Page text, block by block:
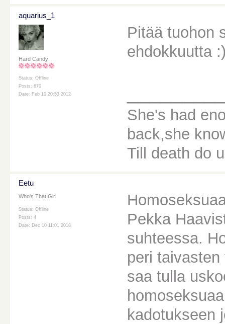
aquarius_1
Hard Candy
Status: Offline
Posts: 670
Date: Feb 10 20:53 2012
Pitää tuohon
ehdokkuutta
She's had
back,she
Till death do
Eetu
Who's That Girl
Status: Offline
Posts: 4
Date: Dec 10 11:01 2018
Pekka
suhteessa.
peri
saa tulla
kadotukseen